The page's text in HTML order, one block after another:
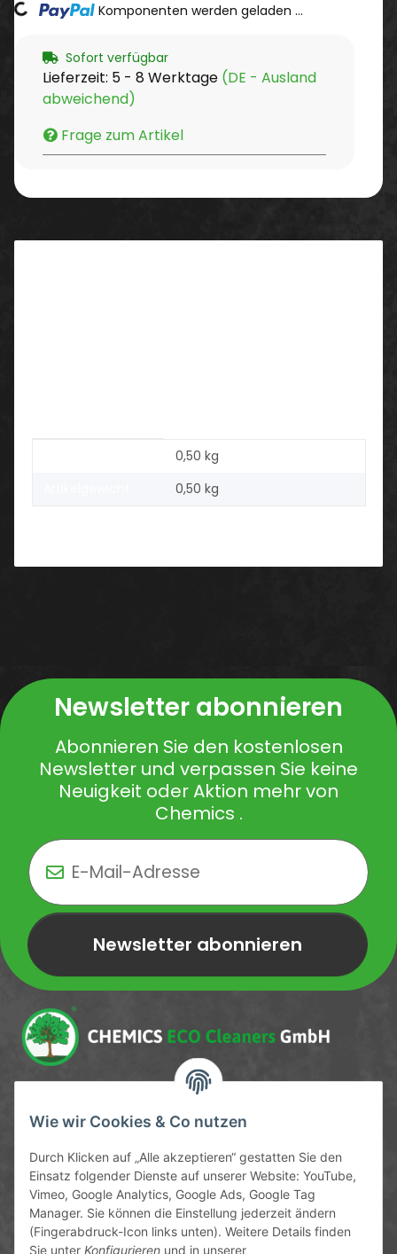
Wie wir Cookies & Co nutzen
Durch Klicken auf „Alle akzeptieren“ gestatten Sie den
Einsatz folgender Dienste auf unserer Website: YouTube,
Vimeo, Google Analytics, Google Ads, Google Tag
Manager. Sie können die Einstellung jederzeit ändern
(Fingerabdruck-Icon links unten). Weitere Details finden
Sie unter Konfigurieren und in unserer
Loading... Komponenten werden geladen ...
Sofort verfügbar
Lieferzeit: 5 - 8 Werktage (DE - Ausland
abweichend)
Frage zum Artikel
Produkteigenschaft0,50 kg
0,50 kg
Newsletter abonnieren
Abonnieren Sie den kostenlosen
Newsletter und verpassen Sie keine
Neuigkeit oder Aktion mehr von
Chemics .
Newsletter abonnieren
Newsletter Newsletter abonnieren
Service-Hotline
09372 / 70 80 90
Mo-Fr, 09:00-12:00 | 13:00-17:00 Uhr
Hinter den Straßenäckern 11-13
63906 Erlenbach